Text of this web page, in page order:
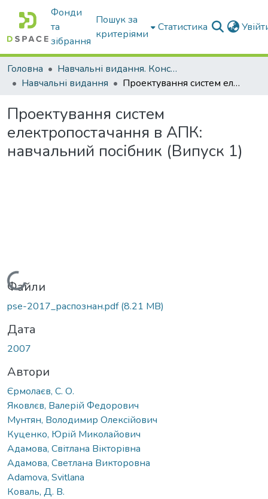
Фонди
та
зібрання
Пошук за
критеріями
Статистика
Головна
Навчальні видання. Конспекти лекцій
Навчальні видання
Проектування систем електропостачання в АПК: навчальний посібник (Випуск 1)
Проектування систем
електропостачання в АПК:
навчальний посібник (Випуск 1)
Вантажиться...
Файли
pse-2017_распознан.pdf(8.21 MB)
Дата
2007
Автори
Єрмолаєв, С. О.
Яковлєв, Валерій Федорович
Мунтян, Володимир Олексійович
Куценко, Юрій Миколайович
Адамова, Світлана Вікторівна
Адамова, Светлана Викторовна
Adamova, Svitlana
Коваль, Д. В.